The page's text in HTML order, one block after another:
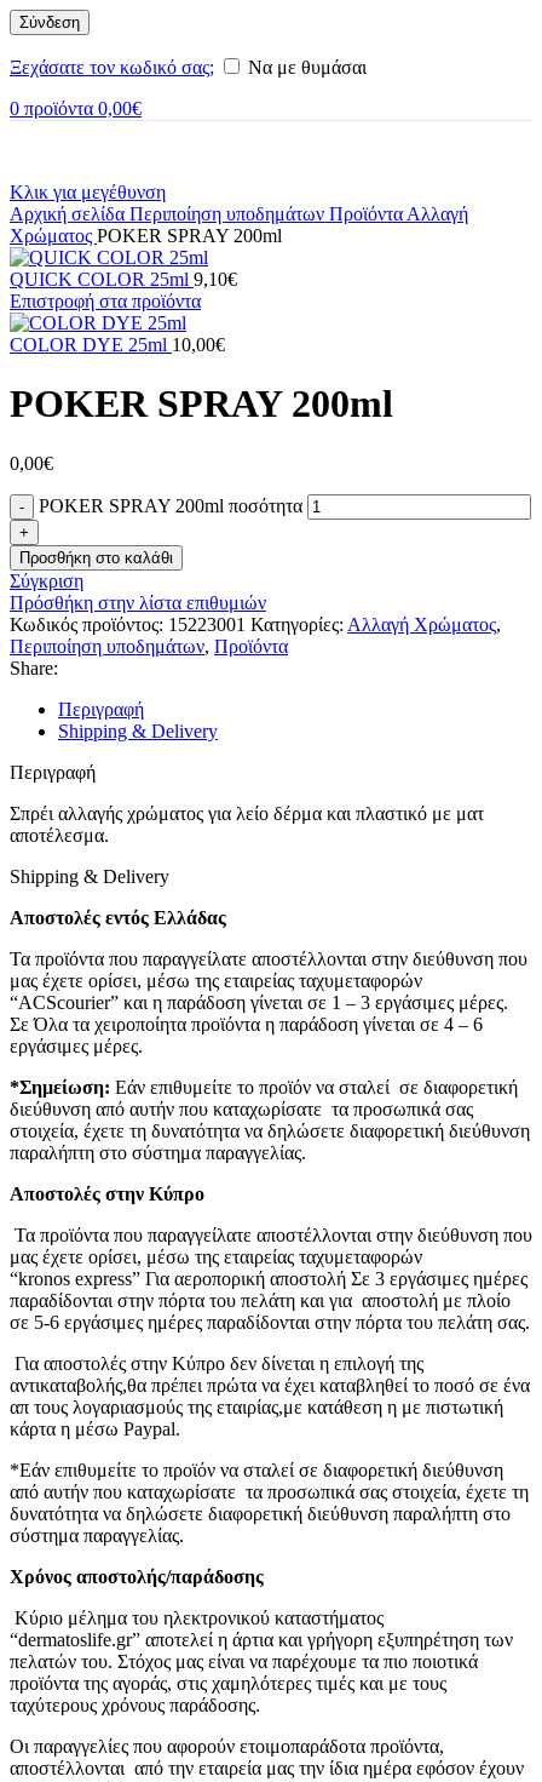
Σύνδεση
Ξεχάσατε τον κωδικό σας;
Να με θυμάσαι
0 προϊόντα 0,00€
Κλικ για μεγέθυνση
Αρχική σελίδα Περιποίηση υποδημάτων Προϊόντα Αλλαγή
Χρώματος POKER SPRAY 200ml
QUICK COLOR 25ml 9,10€
Επιστροφή στα προϊόντα
COLOR DYE 25ml 10,00€
POKER SPRAY 200ml
0,00€
POKER SPRAY 200ml ποσότητα
Προσθήκη στο καλάθι
Σύγκριση
Πρόσθήκη στην λίστα επιθυμιών
Κωδικός προϊόντος: 15223001 Κατηγορίες: Αλλαγή Χρώματος,
Περιποίηση υποδημάτων, Προϊόντα
Share:
Περιγραφή
Shipping & Delivery
Περιγραφή
Σπρέι αλλαγής χρώματος για λείο δέρμα και πλαστικό με ματ
αποτέλεσμα.
Shipping & Delivery
Αποστολές εντός Ελλάδας
Τα προϊόντα που παραγγείλατε αποστέλλονται στην διεύθυνση που
μας έχετε ορίσει, μέσω της εταιρείας ταχυμεταφορών
“ACScourier” και η παράδοση γίνεται σε 1 – 3 εργάσιμες μέρες.
Σε Όλα τα χειροποίητα προϊόντα η παράδοση γίνεται σε 4 – 6
εργάσιμες μέρες.
*Σημείωση: Εάν επιθυμείτε το προϊόν να σταλεί σε διαφορετική
διεύθυνση από αυτήν που καταχωρίσατε τα προσωπικά σας
στοιχεία, έχετε τη δυνατότητα να δηλώσετε διαφορετική διεύθυνση
παραλήπτη στο σύστημα παραγγελίας.
Αποστολές στην Κύπρο
Τα προϊόντα που παραγγείλατε αποστέλλονται στην διεύθυνση που
μας έχετε ορίσει, μέσω της εταιρείας ταχυμεταφορών
“kronos express” Για αεροπορική αποστολή Σε 3 εργάσιμες ημέρες
παραδίδονται στην πόρτα του πελάτη και για αποστολή με πλοίο
σε 5-6 εργάσιμες ημέρες παραδίδονται στην πόρτα του πελάτη σας.
Για αποστολές στην Κύπρο δεν δίνεται η επιλογή της
αντικαταβολής,θα πρέπει πρώτα να έχει καταβληθεί το ποσό σε ένα
απ τους λογαριασμούς της εταιρίας,με κατάθεση η με πιστωτική
κάρτα η μέσω Paypal.
*Εάν επιθυμείτε το προϊόν να σταλεί σε διαφορετική διεύθυνση
από αυτήν που καταχωρίσατε τα προσωπικά σας στοιχεία, έχετε τη
δυνατότητα να δηλώσετε διαφορετική διεύθυνση παραλήπτη στο
σύστημα παραγγελίας.
Χρόνος αποστολής/παράδοσης
Κύριο μέλημα του ηλεκτρονικού καταστήματος
“dermatoslife.gr” αποτελεί η άρτια και γρήγορη εξυπηρέτηση των
πελατών του. Στόχος μας είναι να παρέχουμε τα πιο ποιοτικά
προϊόντα της αγοράς, στις χαμηλότερες τιμές και με τους
ταχύτερους χρόνους παράδοσης.
Οι παραγγελίες που αφορούν ετοιμοπαράδοτα προϊόντα,
αποστέλλονται από την εταιρεία μας την ίδια ημέρα εφόσον έχουν